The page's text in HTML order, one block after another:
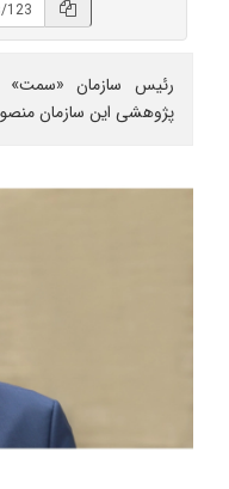
رئیس سازمان «سمت»
پژوهشی این سازمان